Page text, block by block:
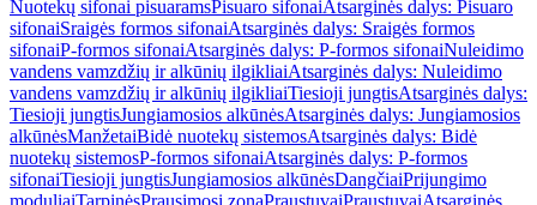
Nuotekų sifonai pisuaramsPisuaro sifonaiAtsarginės dalys: Pisuaro
sifonaiSraigės formos sifonaiAtsarginės dalys: Sraigės formos
sifonaiP-formos sifonaiAtsarginės dalys: P-formos sifonaiNuleidimo
vandens vamzdžių ir alkūnių ilgikliaiAtsarginės dalys: Nuleidimo
vandens vamzdžių ir alkūnių ilgikliaiTiesioji jungtisAtsarginės dalys:
Tiesioji jungtisJungiamosios alkūnėsAtsarginės dalys: Jungiamosios
alkūnėsManžetaiBidė nuotekų sistemosAtsarginės dalys: Bidė
nuotekų sistemosP-formos sifonaiAtsarginės dalys: P-formos
sifonaiTiesioji jungtisJungiamosios alkūnėsDangčiaiPrijungimo
moduliaiTarpinėsPrausimosi zonaPraustuvaiPraustuvaiAtsarginės